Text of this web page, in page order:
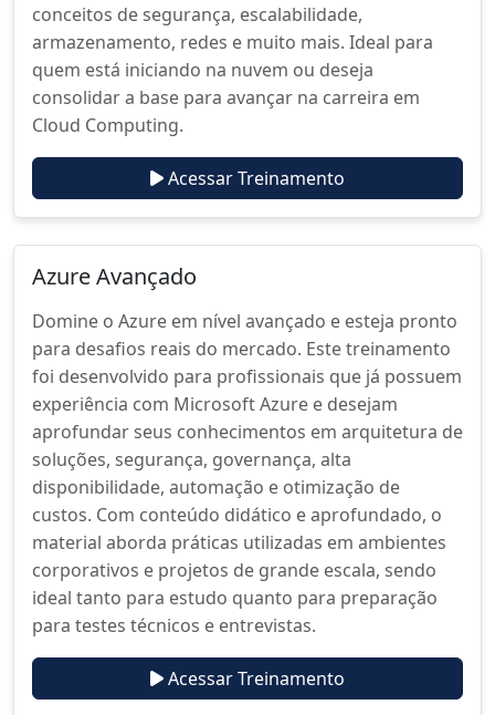
conceitos de segurança, escalabilidade,
armazenamento, redes e muito mais. Ideal para
quem está iniciando na nuvem ou deseja
consolidar a base para avançar na carreira em
Cloud Computing.
Acessar Treinamento
Azure Avançado
Domine o Azure em nível avançado e esteja pronto
para desafios reais do mercado. Este treinamento
foi desenvolvido para profissionais que já possuem
experiência com Microsoft Azure e desejam
aprofundar seus conhecimentos em arquitetura de
soluções, segurança, governança, alta
disponibilidade, automação e otimização de
custos. Com conteúdo didático e aprofundado, o
material aborda práticas utilizadas em ambientes
corporativos e projetos de grande escala, sendo
ideal tanto para estudo quanto para preparação
para testes técnicos e entrevistas.
Acessar Treinamento